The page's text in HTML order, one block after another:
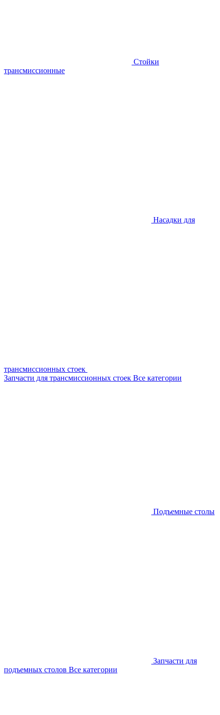
Стойки
трансмиссионные
Насадки для
трансмиссионных стоек
Запчасти для трансмиссионных стоек Все категории
Подъемные столы
Запчасти для
подъемных столов Все категории